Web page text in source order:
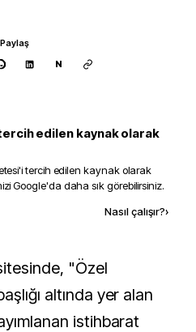
Paylaş
N
edilen kaynak olarak
'i tercih edilen kaynak olarak
Google'da daha sık görebilirsiniz.
Nasıl çalışır?›
altında yer alan
istihbarat